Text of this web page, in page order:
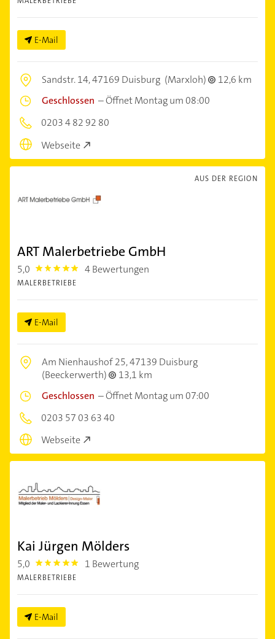
E-Mail
Sandstr. 14,47169 Duisburg (Marxloh)
12,6 km
Geschlossen –Öffnet Montag um 08:00
0203 4 82 92 80
Webseite
AUS DER REGION
ART Malerbetriebe GmbH
5,0 5.0 4 Bewertungen
MALERBETRIEBE
E-Mail
Am Nienhaushof 25,47139 Duisburg
(Beeckerwerth)
13,1 km
Geschlossen –Öffnet Montag um 07:00
0203 57 03 63 40
Webseite
Kai Jürgen Mölders
5,0 5.0 1 Bewertung
MALERBETRIEBE
E-Mail